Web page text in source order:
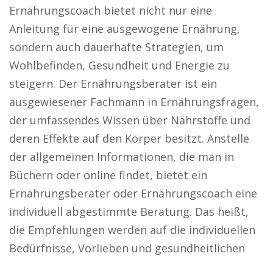
Ernährungscoach bietet nicht nur eine
Anleitung für eine ausgewogene Ernährung,
sondern auch dauerhafte Strategien, um
Wohlbefinden, Gesundheit und Energie zu
steigern. Der Ernährungsberater ist ein
ausgewiesener Fachmann in Ernährungsfragen,
der umfassendes Wissen über Nährstoffe und
deren Effekte auf den Körper besitzt. Anstelle
der allgemeinen Informationen, die man in
Büchern oder online findet, bietet ein
Ernährungsberater oder Ernährungscoach eine
individuell abgestimmte Beratung. Das heißt,
die Empfehlungen werden auf die individuellen
Bedürfnisse, Vorlieben und gesundheitlichen